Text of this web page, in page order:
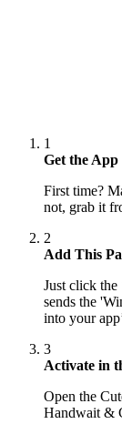
1
Get the App
First time?
not, grab it
2
Add This
Just click the
sends the
into your
3
Activate in
Open the
Handwait &